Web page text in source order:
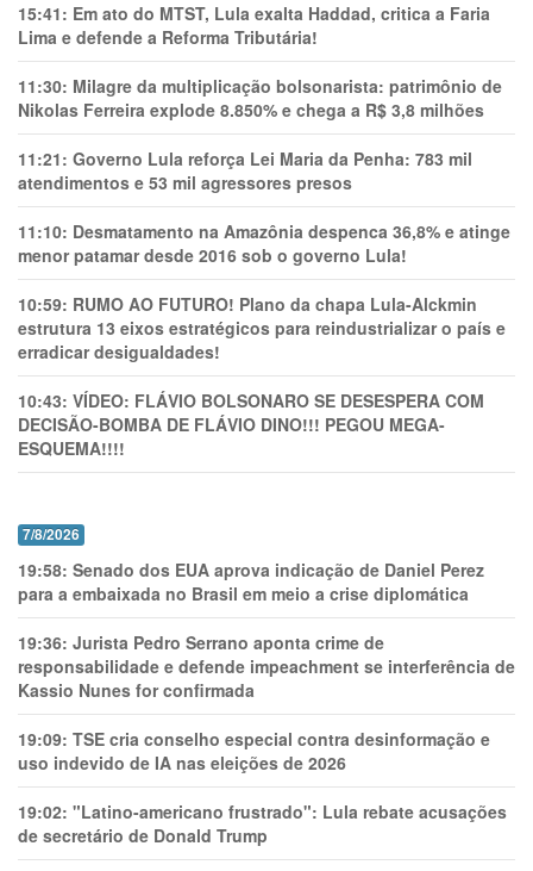
15:41: Em ato do MTST, Lula exalta Haddad, critica a Faria
Lima e defende a Reforma Tributária!
11:30: Milagre da multiplicação bolsonarista: patrimônio de
Nikolas Ferreira explode 8.850% e chega a R$ 3,8 milhões
11:21: Governo Lula reforça Lei Maria da Penha: 783 mil
atendimentos e 53 mil agressores presos
11:10: Desmatamento na Amazônia despenca 36,8% e atinge
menor patamar desde 2016 sob o governo Lula!
10:59: RUMO AO FUTURO! Plano da chapa Lula-Alckmin
estrutura 13 eixos estratégicos para reindustrializar o país e
erradicar desigualdades!
10:43: VÍDEO: FLÁVIO BOLSONARO SE DESESPERA COM
DECISÃO-BOMBA DE FLÁVIO DINO!!! PEGOU MEGA-
ESQUEMA!!!!
7/8/2026
19:58: Senado dos EUA aprova indicação de Daniel Perez
para a embaixada no Brasil em meio a crise diplomática
19:36: Jurista Pedro Serrano aponta crime de
responsabilidade e defende impeachment se interferência de
Kassio Nunes for confirmada
19:09: TSE cria conselho especial contra desinformação e
uso indevido de IA nas eleições de 2026
19:02: "Latino-americano frustrado": Lula rebate acusações
de secretário de Donald Trump